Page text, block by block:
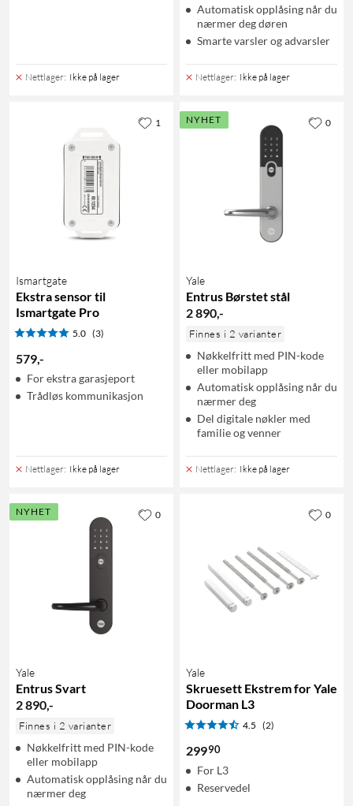
Nettlager: Ikke på lager
Automatisk opplåsing når du
nærmer deg døren
Smarte varsler og advarsler
Nettlager: Ikke på lager
Ismartgate
Ekstra sensor til
Ismartgate Pro
5.0 (3)
579,-
For ekstra garasjeport
Trådløs kommunikasjon
Nettlager: Ikke på lager
1 NYHET
Yale
Entrus Børstet stål
2 890,-
Finnes i 2 varianter
Nøkkelfritt med PIN-kode
eller mobilapp
Automatisk opplåsing når du
nærmer deg
Del digitale nøkler med
familie og venner
Nettlager: Ikke på lager
0
NYHET
Yale
Entrus Svart
2 890,-
Finnes i 2 varianter
Nøkkelfritt med PIN-kode
eller mobilapp
Automatisk opplåsing når du
nærmer deg
0
Yale
Skruesett Ekstrem for Yale
Doorman L3
4.5 (2)
29990
For L3
Reservedel
0